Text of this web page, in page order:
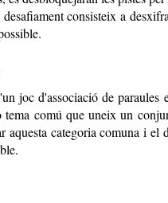
consisteix a
joc d'associació de
tema comú que uneix un
aquesta categoria comuna i el